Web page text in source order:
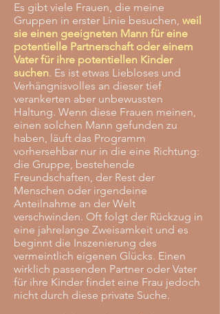
Es gibt viele Frauen, die meine
Gruppen in erster Linie besuchen, weil
sie einen geeigneten Mann für eine
potentielle Partnerschaft oder einem
Vater für ihre potentiellen Kinder
suchen. Es ist etwas Liebloses und
Verhängnisvolles an dieser tief
verankerten aber unbewussten
Haltung. Wenn diese Frauen meinen,
einen solchen Mann gefunden zu
haben, läuft das Programm
vorhersehbar nur in die eine Richtung:
die Gruppe, bestehende
Freundschaften, der Rest der
Menschen oder irgendeine
Anteilnahme an der Welt
verschwinden. Oft folgt der Rückzug in
eine jahrelange Zweisamkeit und es
beginnt die Inszenierung des
vermeintlich eigenen Glücks. Einen
wirklich passenden Partner oder Vater
für ihre Kinder findet eine Frau jedoch
nicht durch diese private Suche.